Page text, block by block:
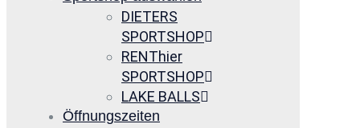
DIETERS
SPORTSHOP
RENThier
SPORTSHOP
LAKE BALLS
Öffnungszeiten